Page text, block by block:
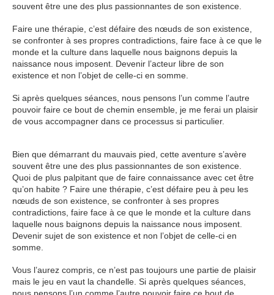
souvent être une des plus passionnantes de son existence.
Faire une thérapie, c’est défaire des nœuds de son existence,
se confronter à ses propres contradictions, faire face à ce que le
monde et la culture dans laquelle nous baignons depuis la
naissance nous imposent. Devenir l’acteur libre de son
existence et non l’objet de celle-ci en somme.
Si après quelques séances, nous pensons l’un comme l’autre
pouvoir faire ce bout de chemin ensemble, je me ferai un plaisir
de vous accompagner dans ce processus si particulier.
Bien que démarrant du mauvais pied, cette aventure s’avère
souvent être une des plus passionnantes de son existence.
Quoi de plus palpitant que de faire connaissance avec cet être
qu’on habite ? Faire une thérapie, c’est défaire peu à peu les
nœuds de son existence, se confronter à ses propres
contradictions, faire face à ce que le monde et la culture dans
laquelle nous baignons depuis la naissance nous imposent.
Devenir sujet de son existence et non l’objet de celle-ci en
somme.
Vous l’aurez compris, ce n’est pas toujours une partie de plaisir
mais le jeu en vaut la chandelle. Si après quelques séances,